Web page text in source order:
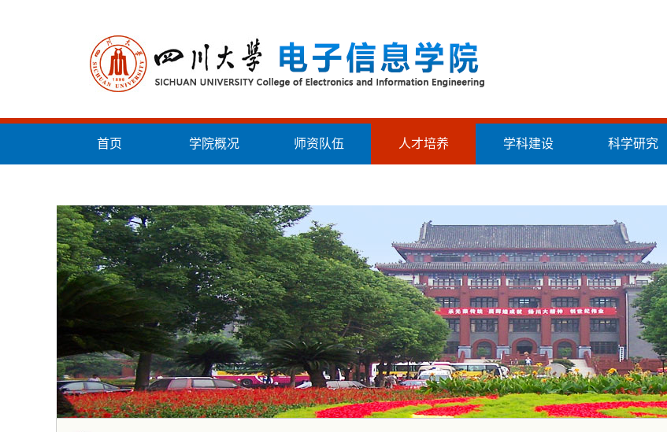
首页 学院概况 师资队伍 人才培养 学科建设 科学研究